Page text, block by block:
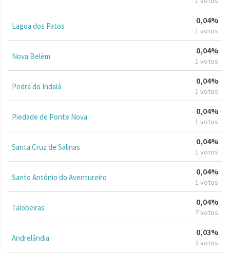
Lagoa dos Patos
0,04%
1 votos
Nova Belém
0,04%
1 votos
Pedra do Indaiá
0,04%
1 votos
Piedade de Ponte Nova
0,04%
1 votos
Santa Cruz de Salinas
0,04%
1 votos
Santo Antônio do Aventureiro
0,04%
1 votos
Taiobeiras
0,04%
7 votos
Andrelândia
0,03%
2 votos